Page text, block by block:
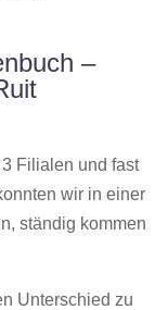
–
Filialen und fast
wir in einer
ständig kommen
Unterschied zu